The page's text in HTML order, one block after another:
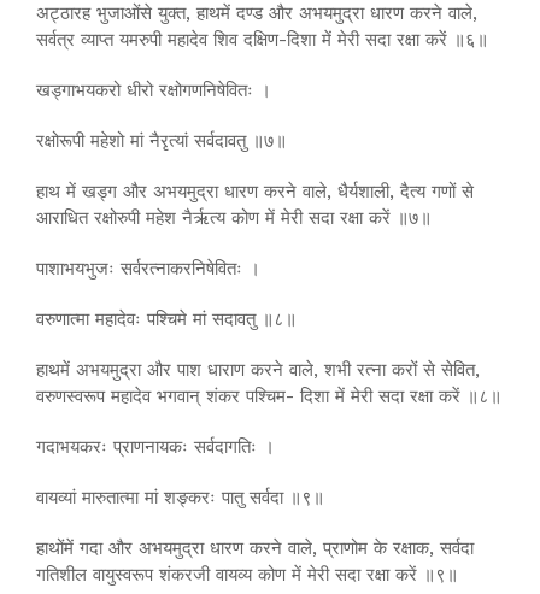
अट्ठारह भुजाओंसे युक्त, हाथमें दण्ड और अभयमुद्रा धारण करने वाले,
सर्वत्र व्याप्त यमरुपी महादेव शिव दक्षिण-दिशा में मेरी सदा रक्षा करें ॥६॥
खड्गाभयकरो धीरो रक्षोगणनिषेवितः ।
रक्षोरूपी महेशो मां नैरृत्यां सर्वदावतु ॥७॥
हाथ में खड्ग और अभयमुद्रा धारण करने वाले, धैर्यशाली, दैत्य गणों से
आराधित रक्षोरुपी महेश नैर्ऋत्य कोण में मेरी सदा रक्षा करें ॥७॥
पाशाभयभुजः सर्वरत्नाकरनिषेवितः ।
वरुणात्मा महादेवः पश्चिमे मां सदावतु ॥८॥
हाथमें अभयमुद्रा और पाश धाराण करने वाले, शभी रत्ना करों से सेवित,
वरुणस्वरूप महादेव भगवान् शंकर पश्चिम- दिशा में मेरी सदा रक्षा करें ॥८॥
गदाभयकरः प्राणनायकः सर्वदागतिः ।
वायव्यां मारुतात्मा मां शङ्करः पातु सर्वदा ॥९॥
हाथोंमें गदा और अभयमुद्रा धारण करने वाले, प्राणोम के रक्षाक, सर्वदा
गतिशील वायुस्वरूप शंकरजी वायव्य कोण में मेरी सदा रक्षा करें ॥९॥